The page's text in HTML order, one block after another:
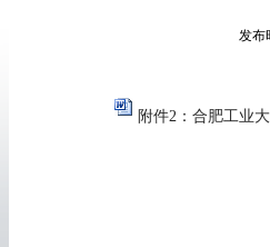
发布
附件2：合肥工业